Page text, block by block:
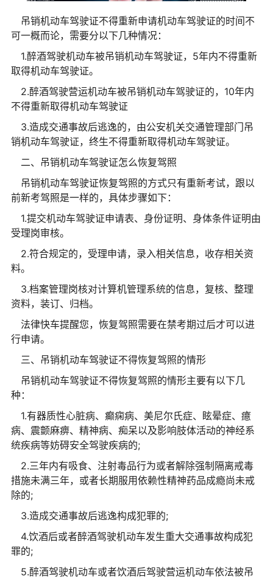
吊销机动车驾驶证不得重新申请机动车驾驶证的时间不
可一概而论，需要分以下几种情况：
1.醉酒驾驶机动车被吊销机动车驾驶证，5年内不得重新
取得机动车驾驶证。
2.醉酒驾驶营运机动车被吊销机动车驾驶证的，10年内
不得重新取得机动车驾驶证
3.造成交通事故后逃逸的，由公安机关交通管理部门吊
销机动车驾驶证，终生不得重新取得机动车驾驶证。
二、吊销机动车驾驶证怎么恢复驾照
吊销机动车驾驶证恢复驾照的方式只有重新考试，跟以
前新考驾照是一样的，具体步骤如下：
1.提交机动车驾驶证申请表、身份证明、身体条件证明由
受理岗审核。
2.符合规定的，受理申请，录入相关信息，收存相关资
料。
3.档案管理岗核对计算机管理系统的信息，复核、整理
资料，装订、归档。
法律快车提醒您，恢复驾照需要在禁考期过后才可以进
行申请。
三、吊销机动车驾驶证不得恢复驾照的情形
吊销机动车驾驶证不得恢复驾照的情形主要有以下几
种：
1.有器质性心脏病、癫痫病、美尼尔氏症、眩晕症、癔
病、震颤麻痹、精神病、痴呆以及影响肢体活动的神经系
统疾病等妨碍安全驾驶疾病的;
2.三年内有吸食、注射毒品行为或者解除强制隔离戒毒
措施未满三年，或者长期服用依赖性精神药品成瘾尚未戒
除的;
3.造成交通事故后逃逸构成犯罪的;
4.饮酒后或者醉酒驾驶机动车发生重大交通事故构成犯
罪的;
5.醉酒驾驶机动车或者饮酒后驾驶营运机动车依法被吊